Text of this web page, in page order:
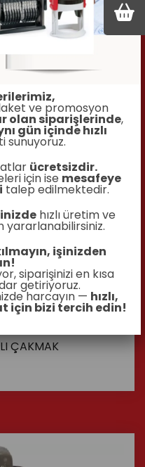
ve promosyon
olan siparişlerinde,
gün içinde hızlı
sunuyoruz.
ücretsizdir.
için ise mesafeye
talep edilmektedir.
hızlı üretim ve
yararlanabilirsiniz.
işinizden
siparişinizi en kısa
getiriyoruz.
harcayın — hızlı,
için bizi tercih edin!
ÇAKMAK